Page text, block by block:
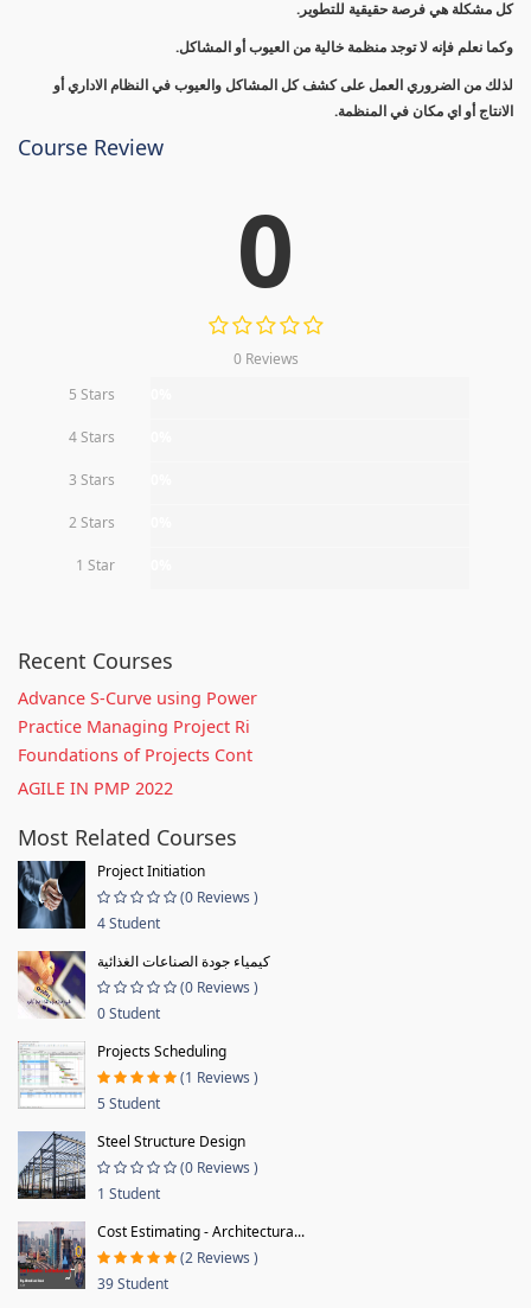
كل مشكلة هي فرصة حقيقية للتطوير.
وكما نعلم فإنه لا توجد منظمة خالية من العيوب أو المشاكل.
لذلك من الضروري العمل على كشف كل المشاكل والعيوب في النظام الاداري أو
الانتاج أو اي مكان في المنظمة.
Course Review
0
0 Reviews
5 Stars
4 Stars
3 Stars
2 Stars
1 Star
Recent Courses
Advance S-Curve using Power
Practice Managing Project Ri
Foundations of Projects Cont
AGILE IN PMP 2022
Most Related Courses
Project Initiation
(0 Reviews )
4 Student
كيمياء جودة الصناعات الغذائية
(0 Reviews )
0 Student
Projects Scheduling
(1 Reviews )
5 Student
Steel Structure Design
(0 Reviews )
1 Student
Cost Estimating - Architectura...
(2 Reviews )
39 Student